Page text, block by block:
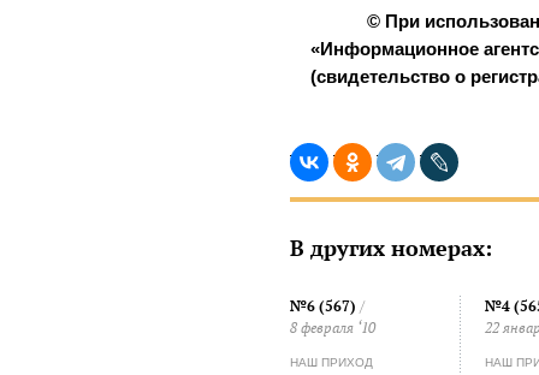
© При
«Информационное
(свидетельство о
В других номерах:
№6 (567) /
8 февраля ‘10
НАШ ПРИХОД
№4
22
НАШ